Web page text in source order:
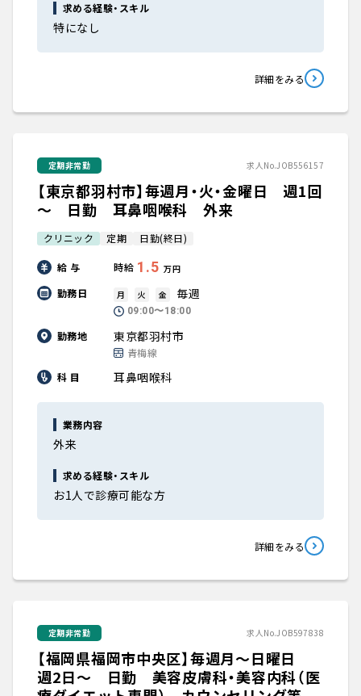
求める経験・スキル
特になし
詳細をみる
定期非常勤 求人No.JOB556157
【東京都羽村市】毎週月・火・金曜日 週1回
～ 日勤 耳鼻咽喉科 外来
クリニック 定期 日勤(終日)
給 与 時給 1.5 万円
勤務日 月 火 金 毎週
09:00〜18:00
勤務地 東京都羽村市
青梅線
科 目
耳鼻咽喉科
業務内容
外来
求める経験・スキル
お1人で診療可能な方
詳細をみる
定期非常勤 求人No.JOB597838
【福岡県福岡市中央区】毎週月～日曜日
週2日～ 日勤 美容皮膚科・美容内科（医